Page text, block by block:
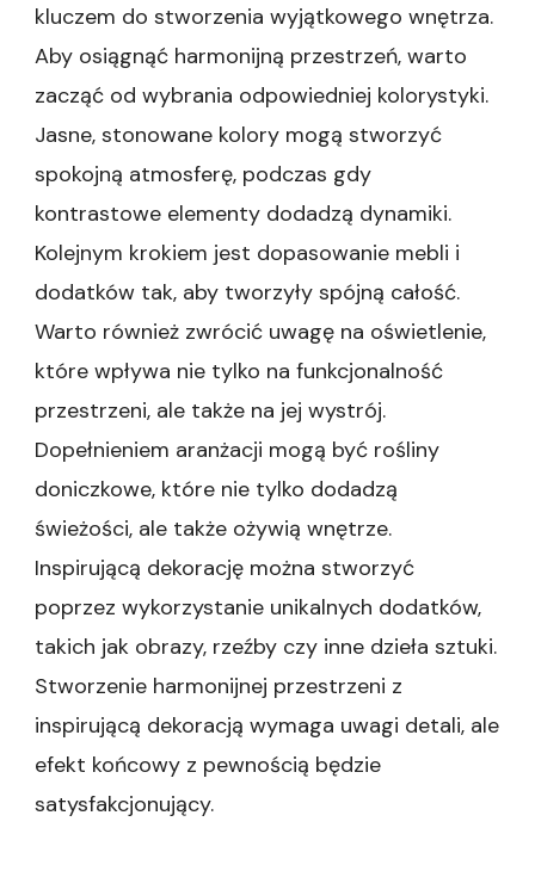
kluczem do stworzenia wyjątkowego wnętrza.
Aby osiągnąć harmonijną przestrzeń, warto
zacząć od wybrania odpowiedniej kolorystyki.
Jasne, stonowane kolory mogą stworzyć
spokojną atmosferę, podczas gdy
kontrastowe elementy dodadzą dynamiki.
Kolejnym krokiem jest dopasowanie mebli i
dodatków tak, aby tworzyły spójną całość.
Warto również zwrócić uwagę na oświetlenie,
które wpływa nie tylko na funkcjonalność
przestrzeni, ale także na jej wystrój.
Dopełnieniem aranżacji mogą być rośliny
doniczkowe, które nie tylko dodadzą
świeżości, ale także ożywią wnętrze.
Inspirującą dekorację można stworzyć
poprzez wykorzystanie unikalnych dodatków,
takich jak obrazy, rzeźby czy inne dzieła sztuki.
Stworzenie harmonijnej przestrzeni z
inspirującą dekoracją wymaga uwagi detali, ale
efekt końcowy z pewnością będzie
satysfakcjonujący.